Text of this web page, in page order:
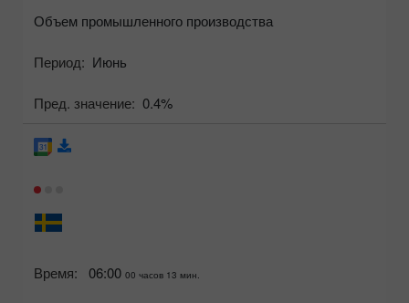
Объем промышленного производства
Период: Июнь
Пред. значение: 0.4%
Время: 06:00 00 часов 13 мин.